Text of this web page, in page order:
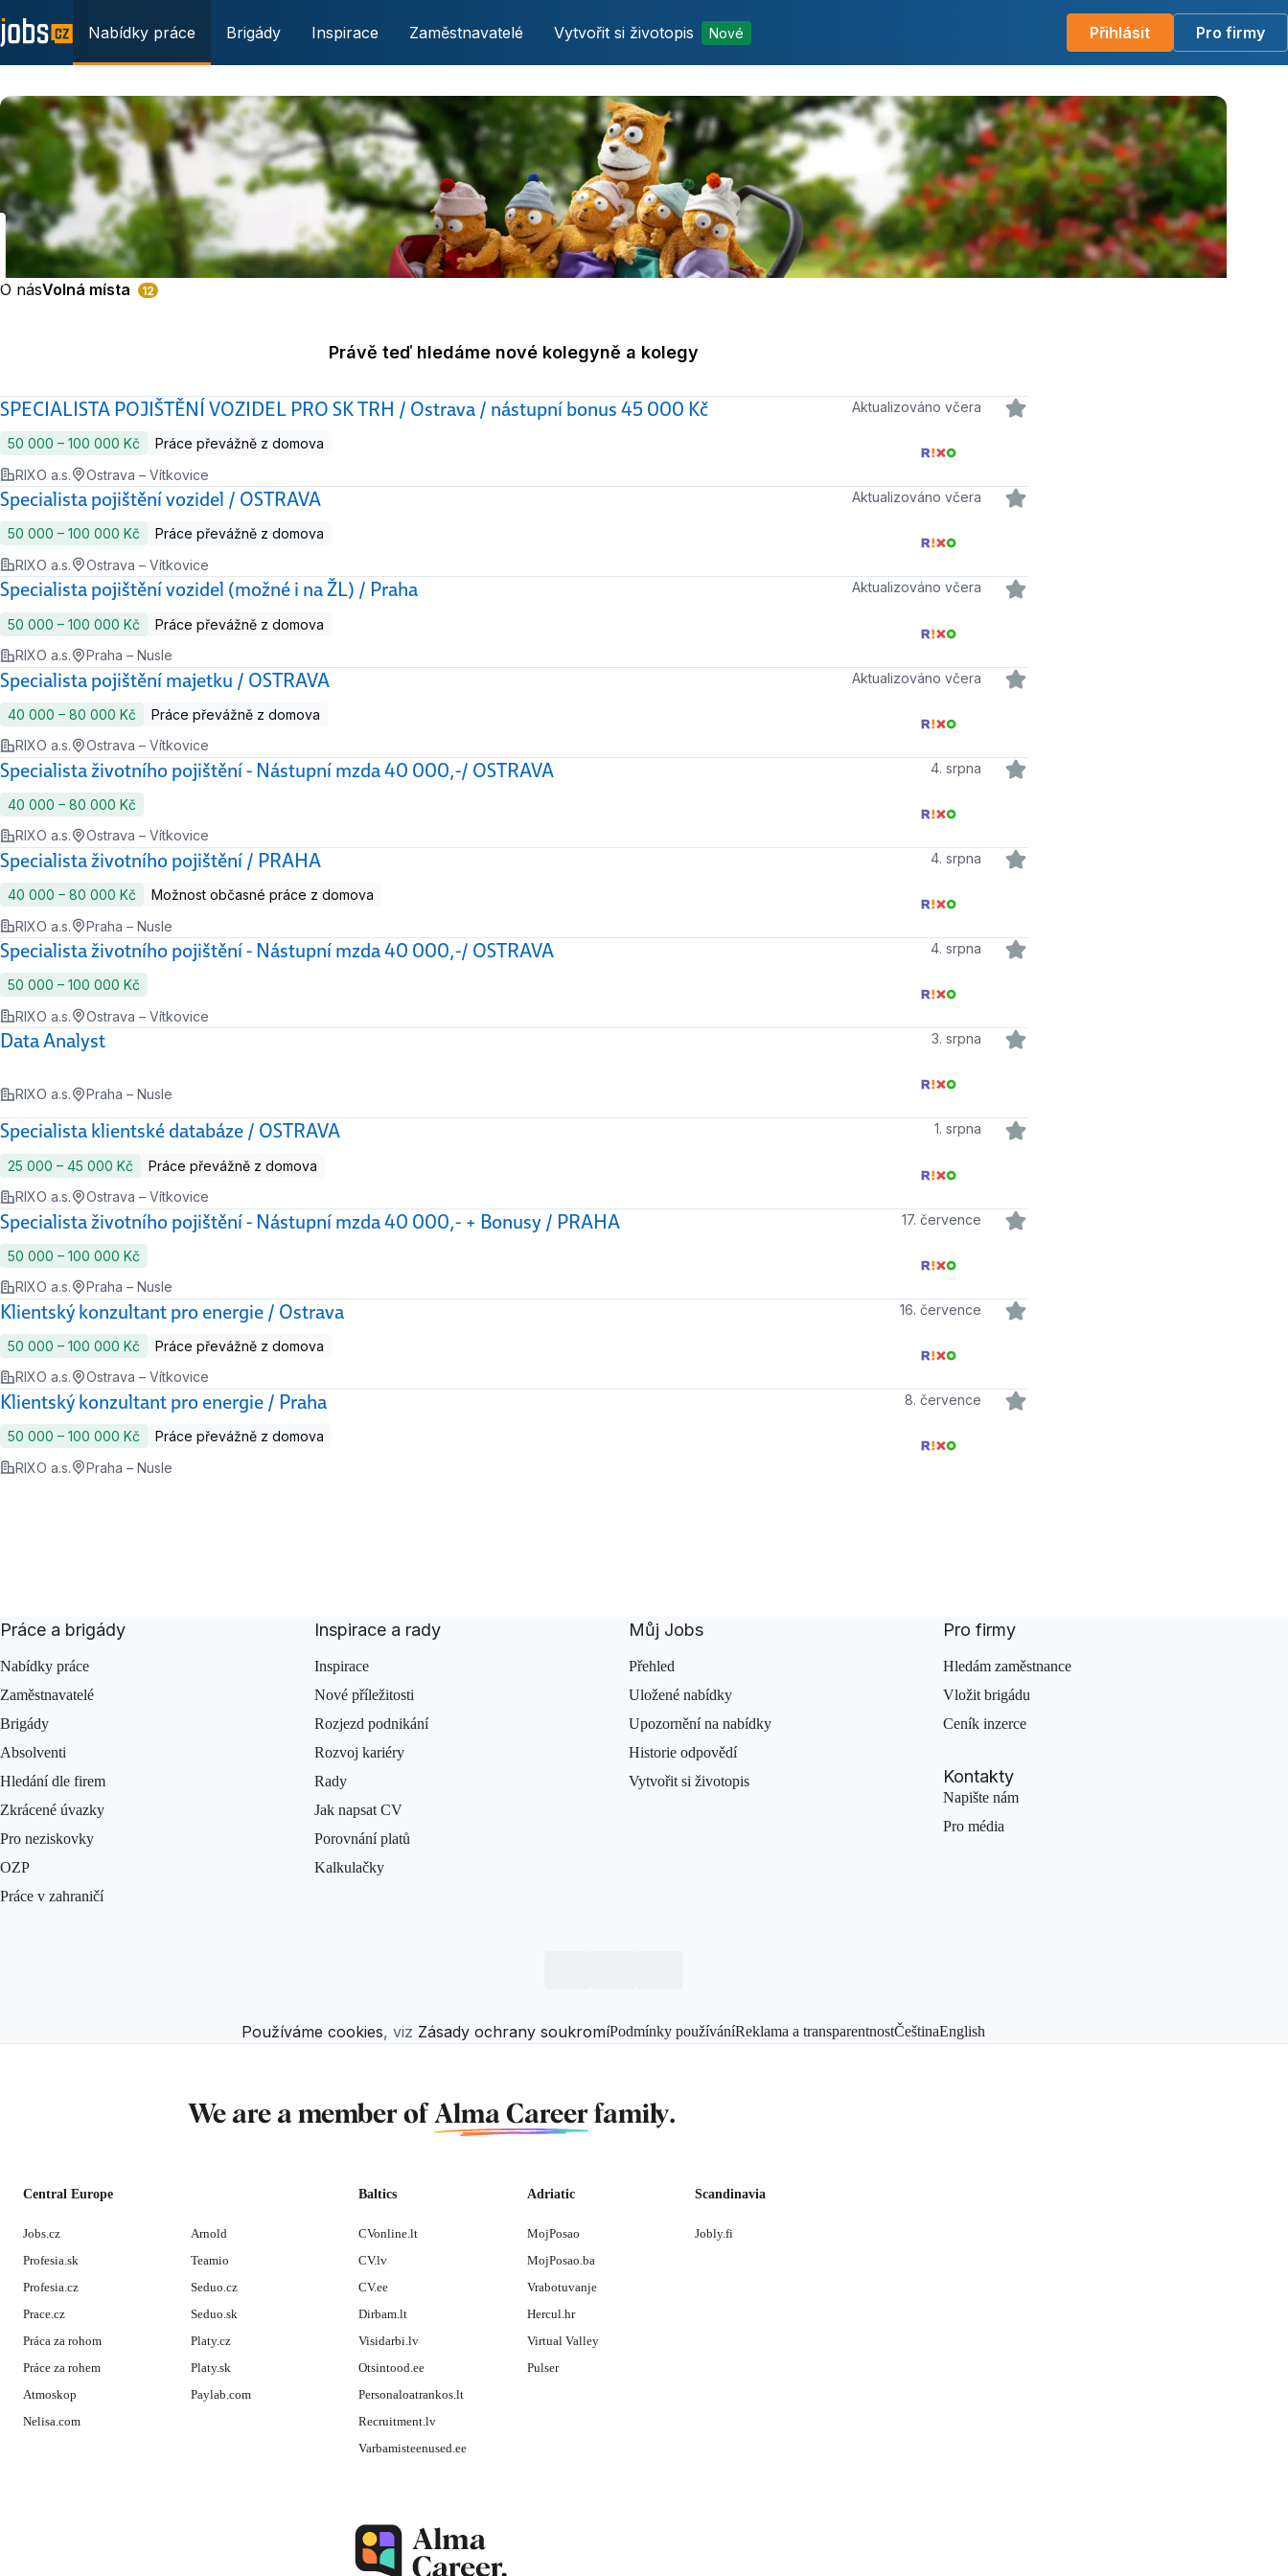
Nabídky práce Brigády Inspirace Zaměstnavatelé Vytvořit si životopis Nové Přihlásit Pro firmy
O násVolná místa 12
Právě teď hledáme nové kolegyně a kolegy
SPECIALISTA POJIŠTĚNÍ VOZIDEL PRO SK TRH / Ostrava / nástupní bonus 45 000 Kč Aktualizováno včera
50 000 ‍–‍ 100 000 Kč
Práce převážně z domova
RIXO a.s.
Ostrava – Vítkovice
Specialista pojištění vozidel / OSTRAVA Aktualizováno včera
50 000 ‍–‍ 100 000 Kč
Práce převážně z domova
RIXO a.s.
Ostrava – Vítkovice
Specialista pojištění vozidel (možné i na ŽL) / Praha Aktualizováno včera
50 000 ‍–‍ 100 000 Kč
Práce převážně z domova
RIXO a.s.
Praha – Nusle
Specialista pojištění majetku / OSTRAVA Aktualizováno včera
40 000 ‍–‍ 80 000 Kč
Práce převážně z domova
RIXO a.s.
Ostrava – Vítkovice
Specialista životního pojištění - Nástupní mzda 40 000,-/ OSTRAVA 4. srpna
40 000 ‍–‍ 80 000 Kč
RIXO a.s.
Ostrava – Vítkovice
Specialista životního pojištění / PRAHA 4. srpna
40 000 ‍–‍ 80 000 Kč
Možnost občasné práce z domova
RIXO a.s.
Praha – Nusle
Specialista životního pojištění - Nástupní mzda 40 000,-/ OSTRAVA 4. srpna
50 000 ‍–‍ 100 000 Kč
RIXO a.s.
Ostrava – Vítkovice
Data Analyst 3. srpna
RIXO a.s. Praha – Nusle
Specialista klientské databáze / OSTRAVA 1. srpna
25 000 ‍–‍ 45 000 Kč
Práce převážně z domova
RIXO a.s.
Ostrava – Vítkovice
Specialista životního pojištění - Nástupní mzda 40 000,- + Bonusy / PRAHA 17. července
50 000 ‍–‍ 100 000 Kč
RIXO a.s.
Praha – Nusle
Klientský konzultant pro energie / Ostrava 16. července
50 000 ‍–‍ 100 000 Kč
Práce převážně z domova
RIXO a.s.
Ostrava – Vítkovice
Klientský konzultant pro energie / Praha 8. července
50 000 ‍–‍ 100 000 Kč
Práce převážně z domova
RIXO a.s.
Praha – Nusle
Práce a brigády
Nabídky práce
Zaměstnavatelé
Brigády
Absolventi
Hledání dle firem
Zkrácené úvazky
Pro neziskovky
OZP
Práce v zahraničí
Inspirace a rady
Inspirace
Nové příležitosti
Rozjezd podnikání
Rozvoj kariéry
Rady
Jak napsat CV
Porovnání platů
Kalkulačky
Můj Jobs
Přehled
Uložené nabídky
Upozornění na nabídky
Historie odpovědí
Vytvořit si životopis
Pro firmy
Hledám zaměstnance
Vložit brigádu
Ceník inzerce
Kontakty
Napište nám
Pro média
Používáme cookies, viz Zásady ochrany soukromíPodmínky používáníReklama a transparentnostČeštinaEnglish
We are a member of Alma Careerfamily.
Central Europe
Jobs.cz
Profesia.sk
Profesia.cz
Prace.cz
Práca za rohom
Práce za rohem
Atmoskop
Nelisa.com
Arnold
Teamio
Seduo.cz
Seduo.sk
Platy.cz
Platy.sk
Paylab.com
Baltics
CVonline.lt
CV.lv
CV.ee
Dirbam.lt
Visidarbi.lv
Otsintood.ee
Personaloatrankos.lt
Recruitment.lv
Varbamisteenused.ee
Adriatic
MojPosao
MojPosao.ba
Vrabotuvanje
Hercul.hr
Virtual Valley
Pulser
Scandinavia
Jobly.fi